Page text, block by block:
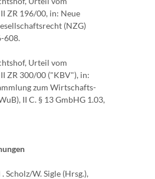
ZR 196/00, in: Neue
(NZG)
608.
Urteil vom
ZR 300/00 ("KBV"), in:
zum Wirtschafts-
II C. § 13 GmbHG 1.03,
Scholz/W. Sigle (Hrsg.),